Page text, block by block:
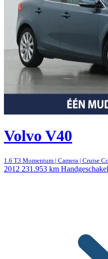
Volvo V40
1.6 T3 Momentum | Camera | Cruise
2012 231.953 km